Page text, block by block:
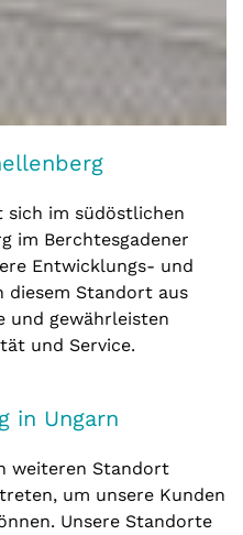
sich im südöstlichen
im Berchtesgadener
Entwicklungs- und
diesem Standort aus
und gewährleisten
und Service.
in Ungarn
weiteren Standort
um unsere Kunden
Unsere Standorte